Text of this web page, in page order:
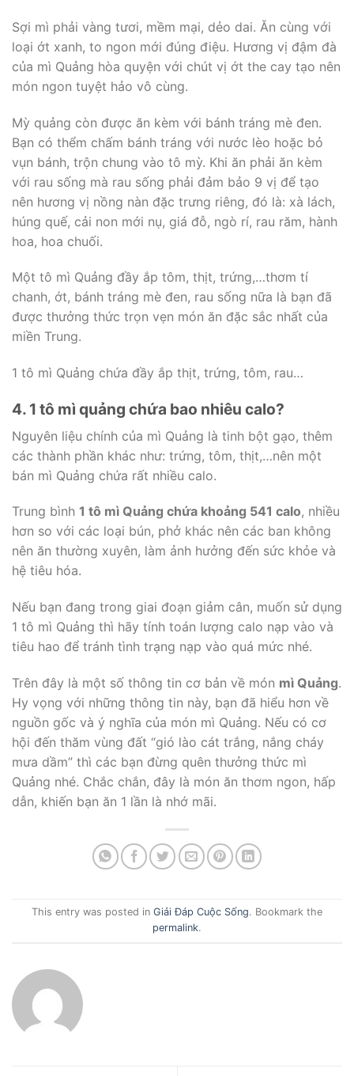
Sợi mì phải vàng tươi, mềm mại, dẻo dai. Ăn cùng với
loại ớt xanh, to ngon mới đúng điệu. Hương vị đậm đà
của mì Quảng hòa quyện với chút vị ớt the cay tạo nên
món ngon tuyệt hảo vô cùng.
Mỳ quảng còn được ăn kèm với bánh tráng mè đen.
Bạn có thểm chấm bánh tráng với nước lèo hoặc bỏ
vụn bánh, trộn chung vào tô mỳ. Khi ăn phải ăn kèm
với rau sống mà rau sống phải đảm bảo 9 vị để tạo
nên hương vị nồng nàn đặc trưng riêng, đó là: xà lách,
húng quế, cải non mới nụ, giá đỗ, ngò rí, rau răm, hành
hoa, hoa chuối.
Một tô mì Quảng đầy ắp tôm, thịt, trứng,…thơm tí
chanh, ớt, bánh tráng mè đen, rau sống nữa là bạn đã
được thưởng thức trọn vẹn món ăn đặc sắc nhất của
miền Trung.
1 tô mì Quảng chứa đầy ắp thịt, trứng, tôm, rau…
4. 1 tô mì quảng chứa bao nhiêu calo?
Nguyên liệu chính của mì Quảng là tinh bột gạo, thêm
các thành phần khác như: trứng, tôm, thịt,…nên một
bán mì Quảng chứa rất nhiều calo.
Trung bình 1 tô mì Quảng chứa khoảng 541 calo, nhiều
hơn so với các loại bún, phở khác nên các ban không
nên ăn thường xuyên, làm ảnh hưởng đến sức khỏe và
hệ tiêu hóa.
Nếu bạn đang trong giai đoạn giảm cân, muốn sử dụng
1 tô mì Quảng thì hãy tính toán lượng calo nạp vào và
tiêu hao để tránh tình trạng nạp vào quá mức nhé.
Trên đây là một số thông tin cơ bản về món mì Quảng.
Hy vọng với những thông tin này, bạn đã hiểu hơn về
nguồn gốc và ý nghĩa của món mì Quảng. Nếu có cơ
hội đến thăm vùng đất “gió lào cát trắng, nắng cháy
mưa dầm” thì các bạn đừng quên thưởng thức mì
Quảng nhé. Chắc chắn, đây là món ăn thơm ngon, hấp
dẫn, khiến bạn ăn 1 lần là nhớ mãi.
This entry was posted in Giải Đáp Cuộc Sống. Bookmark the
permalink.